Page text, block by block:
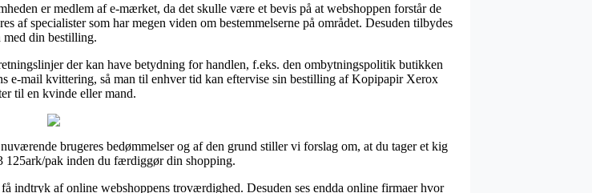
er medlem af e-mærket, da det skulle være et bevis på at webshoppen forstår de
af specialister som har megen viden om bestemmelserne på området. Desuden tilbydes
din bestilling.
der kan have betydning for handlen, f.eks. den ombytningspolitik butikken
e-mail kvittering, så man til enhver tid kan eftervise sin bestilling af Kopipapir Xerox
til en kvinde eller mand.
brugeres bedømmelser og af den grund stiller vi forslag om, at du tager et kig
pak inden du færdiggør din shopping.
indtryk af online webshoppens troværdighed. Desuden ses endda online firmaer hvor